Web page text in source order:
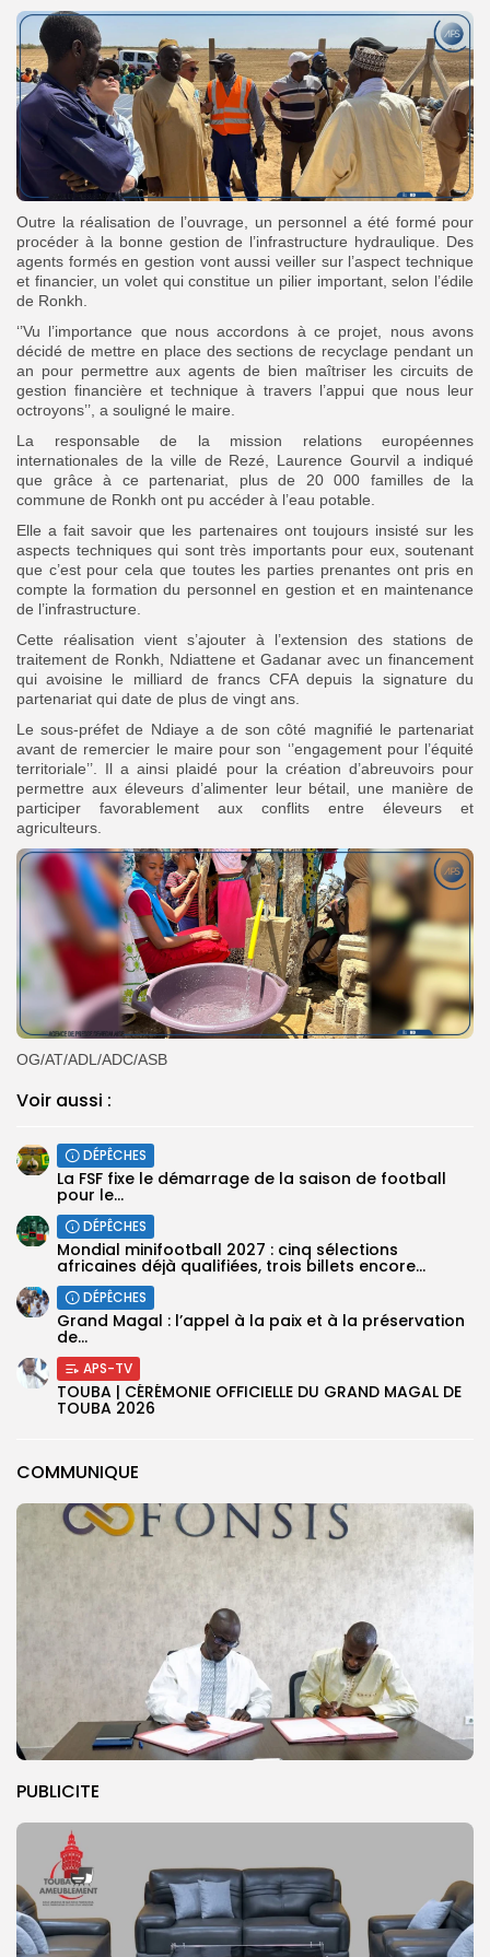
COMMUNIQUE
PUBLICITE
Outre la réalisation de l’ouvrage, un personnel a été formé pour
procéder à la bonne gestion de l’infrastructure hydraulique. Des
agents formés en gestion vont aussi veiller sur l’aspect technique
et financier, un volet qui constitue un pilier important, selon l’édile
de Ronkh.
‘’Vu l’importance que nous accordons à ce projet, nous avons
décidé de mettre en place des sections de recyclage pendant un
an pour permettre aux agents de bien maîtriser les circuits de
gestion financière et technique à travers l’appui que nous leur
octroyons’’, a souligné le maire.
La responsable de la mission relations européennes
internationales de la ville de Rezé, Laurence Gourvil a indiqué
que grâce à ce partenariat, plus de 20 000 familles de la
commune de Ronkh ont pu accéder à l’eau potable.
Elle a fait savoir que les partenaires ont toujours insisté sur les
aspects techniques qui sont très importants pour eux, soutenant
que c’est pour cela que toutes les parties prenantes ont pris en
compte la formation du personnel en gestion et en maintenance
de l’infrastructure.
Cette réalisation vient s’ajouter à l’extension des stations de
traitement de Ronkh, Ndiattene et Gadanar avec un financement
qui avoisine le milliard de francs CFA depuis la signature du
partenariat qui date de plus de vingt ans.
Le sous-préfet de Ndiaye a de son côté magnifié le partenariat
avant de remercier le maire pour son ‘’engagement pour l’équité
territoriale’’. Il a ainsi plaidé pour la création d’abreuvoirs pour
permettre aux éleveurs d’alimenter leur bétail, une manière de
participer favorablement aux conflits entre éleveurs et
agriculteurs.
OG/AT/ADL/ADC/ASB
Voir aussi :
DÉPÊCHES
‎La FSF fixe le démarrage de la saison de football
pour le...
DÉPÊCHES
‎Mondial minifootball 2027 : cinq sélections
africaines déjà qualifiées, trois billets encore...
DÉPÊCHES
Grand Magal : l’appel à la paix et à la préservation
de...
APS-TV
TOUBA | CÉRÉMONIE OFFICIELLE DU GRAND MAGAL DE
TOUBA 2026